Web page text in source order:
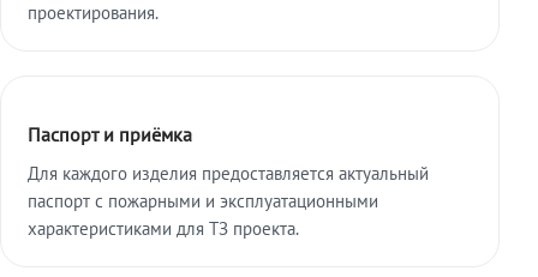
проектирования.
Паспорт и приёмка
Для каждого изделия предоставляется актуальный
паспорт с пожарными и эксплуатационными
характеристиками для ТЗ проекта.